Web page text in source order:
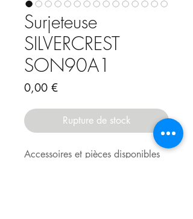
Surjeteuse
SILVERCREST
SON90A1
0,00 €Prix
Rupture de stock
Accessoires et pièces disponibles